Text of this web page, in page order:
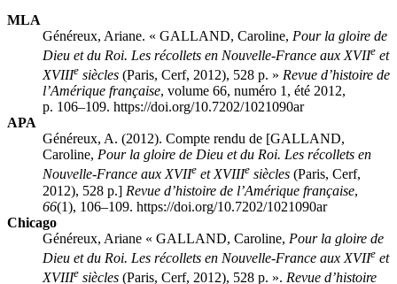
MLA
Généreux, Ariane. « GALLAND, Caroline, Pour la gloire de
Dieu et du Roi. Les récollets en Nouvelle-France aux XVIIe et
XVIIIe siècles (Paris, Cerf, 2012), 528 p. » Revue d’histoire de
l’Amérique française, volume 66, numéro 1, été 2012,
p. 106–109. https://doi.org/10.7202/1021090ar
APA
Généreux, A. (2012). Compte rendu de [GALLAND,
Caroline, Pour la gloire de Dieu et du Roi. Les récollets en
Nouvelle-France aux XVIIe et XVIIIe siècles (Paris, Cerf,
2012), 528 p.] Revue d’histoire de l’Amérique française,
66(1), 106–109. https://doi.org/10.7202/1021090ar
Chicago
Généreux, Ariane « GALLAND, Caroline, Pour la gloire de
Dieu et du Roi. Les récollets en Nouvelle-France aux XVIIe et
XVIIIe siècles (Paris, Cerf, 2012), 528 p. ». Revue d’histoire